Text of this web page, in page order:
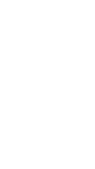
im Jahr in
im Jahr in
Jahr oder